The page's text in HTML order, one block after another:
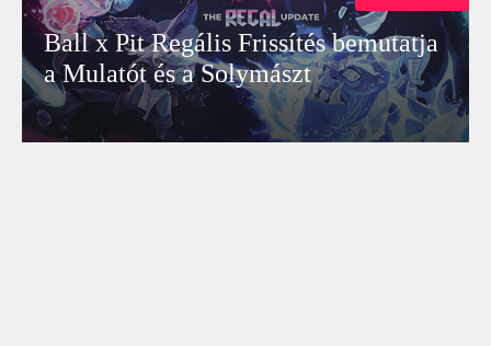
Ball x Pit Regális Frissítés bemutatja
a Mulatót és a Solymászt